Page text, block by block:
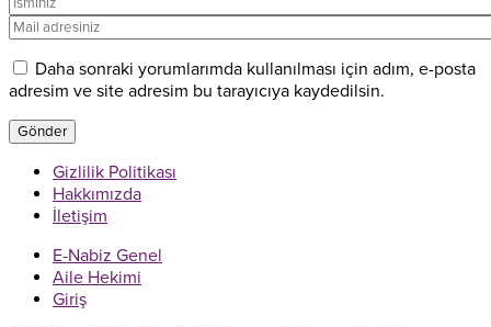
Daha sonraki yorumlarımda kullanılması için adım, e-posta
adresim ve site adresim bu tarayıcıya kaydedilsin.
Gizlilik Politikası
Hakkımızda
İletişim
E-Nabiz Genel
Aile Hekimi
Giriş